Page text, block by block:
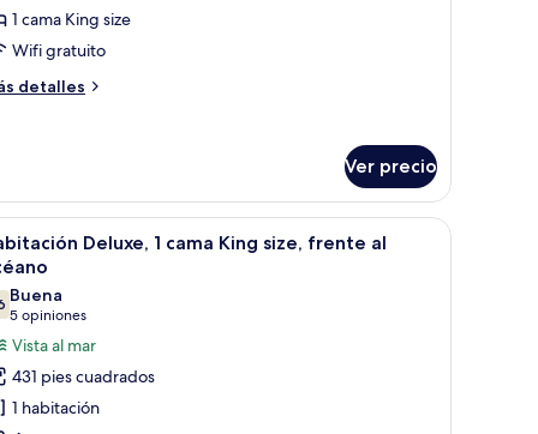
1 cama King size
Wifi gratuito
detalles
Ver precio
un televisor y un balcón con vistas al mar.Un cuarto de hotel con una cama, un sofá,
7
Deluxe, 1 cama King size, frente al
de 10
Buena
5 opiniones
(5
opiniones)
Vista al mar
431 pies cuadrados
1 habitación